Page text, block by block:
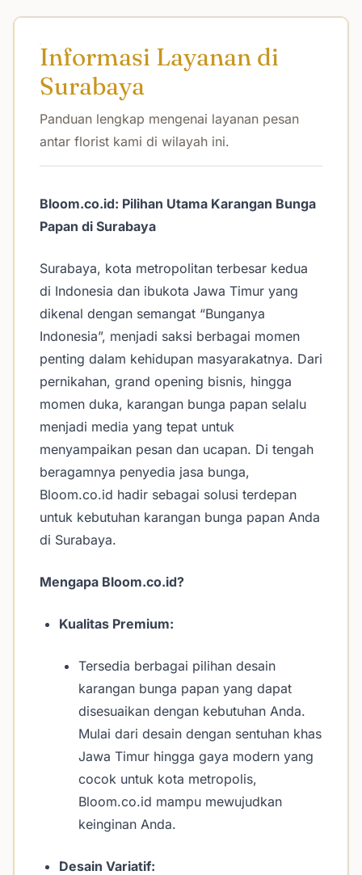
Informasi Layanan di
Surabaya
Panduan lengkap mengenai layanan pesan
antar florist kami di wilayah ini.
Bloom.co.id: Pilihan Utama Karangan Bunga
Papan di Surabaya
Surabaya, kota metropolitan terbesar kedua
di Indonesia dan ibukota Jawa Timur yang
dikenal dengan semangat “Bunganya
Indonesia”, menjadi saksi berbagai momen
penting dalam kehidupan masyarakatnya. Dari
pernikahan, grand opening bisnis, hingga
momen duka, karangan bunga papan selalu
menjadi media yang tepat untuk
menyampaikan pesan dan ucapan. Di tengah
beragamnya penyedia jasa bunga,
Bloom.co.id hadir sebagai solusi terdepan
untuk kebutuhan karangan bunga papan Anda
di Surabaya.
Mengapa Bloom.co.id?
Kualitas Premium:
Tersedia berbagai pilihan desain
karangan bunga papan yang dapat
disesuaikan dengan kebutuhan Anda.
Mulai dari desain dengan sentuhan khas
Jawa Timur hingga gaya modern yang
cocok untuk kota metropolis,
Bloom.co.id mampu mewujudkan
keinginan Anda.
Desain Variatif: